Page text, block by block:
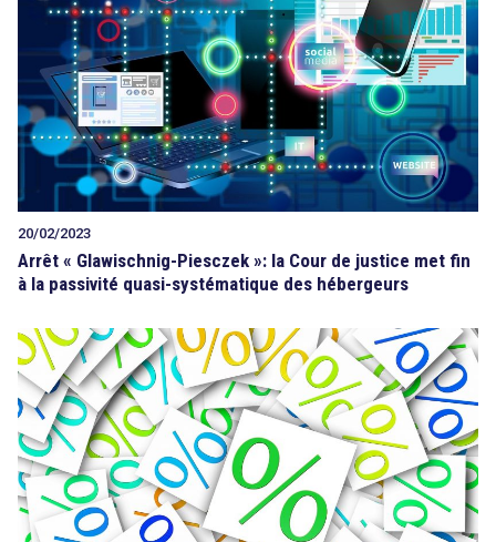
20/02/2023
Arrêt « Glawischnig-Piesczek »: la Cour de justice met fin
à la passivité quasi-systématique des hébergeurs